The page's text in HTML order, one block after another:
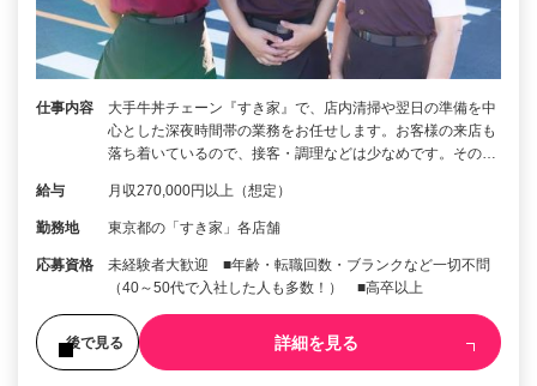
仕事内容
大手牛丼チェーン『すき家』で、店内清掃や翌日の準備を中
心とした深夜時間帯の業務をお任せします。お客様の来店も
落ち着いているので、接客・調理などは少なめです。その…
給与 月収270,000円以上（想定）
勤務地 東京都の「すき家」各店舗
応募資格
未経験者大歓迎 ■年齢・転職回数・ブランクなど一切不問
（40～50代で入社した人も多数！） ■高卒以上
後で見る 詳細を見る